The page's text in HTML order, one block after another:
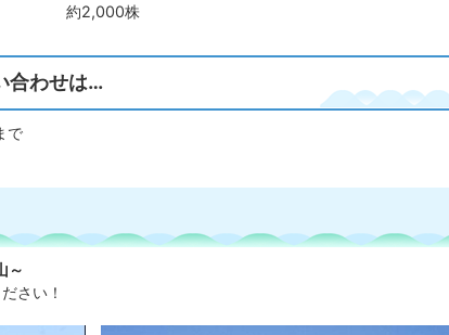
約2,000株
合わせは…
で
～
さい！